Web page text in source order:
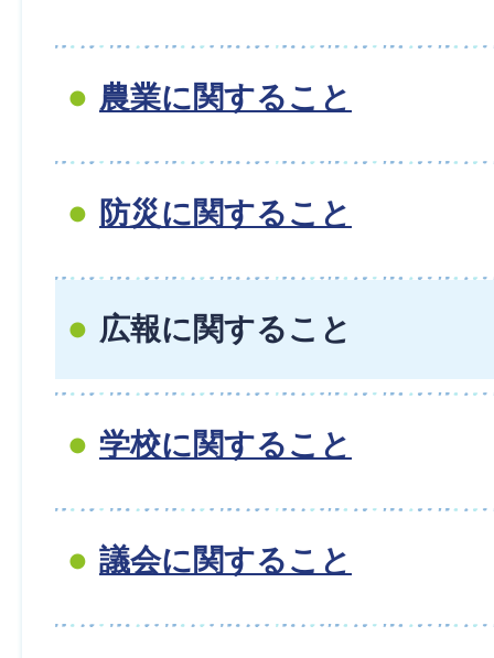
農業に関すること
防災に関すること
広報に関すること
学校に関すること
議会に関すること